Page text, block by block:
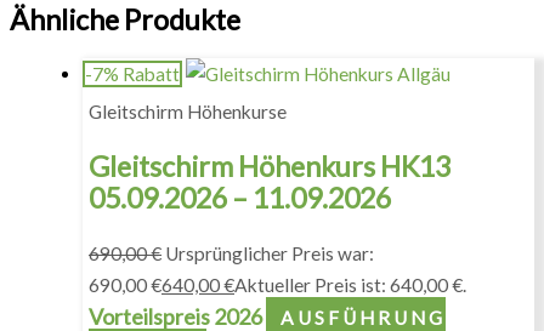
Ähnliche Produkte
-7% Rabatt
Gleitschirm Höhenkurse
Gleitschirm Höhenkurs HK13
05.09.2026 – 11.09.2026
690,00€ Ursprünglicher Preis war:
690,00 €640,00€Aktueller Preis ist: 640,00 €.
Vorteilspreis 2026
AUSFÜHRUNG